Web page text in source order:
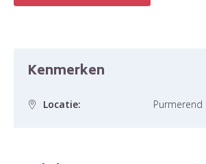
Kenmerken
Locatie: Purmerend